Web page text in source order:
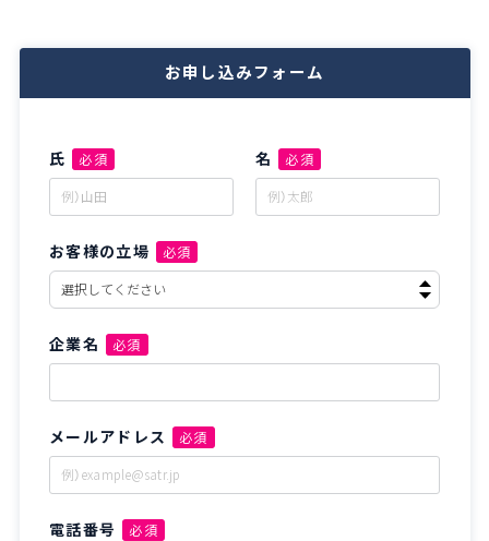
お申し込みフォーム
氏 必須 名 必須
お客様の立場 必須
企業名 必須
メールアドレス 必須
電話番号 必須